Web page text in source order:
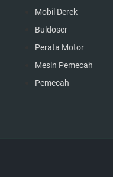
Mobil Derek
Buldoser
Perata Motor
Mesin Pemecah
Pemecah